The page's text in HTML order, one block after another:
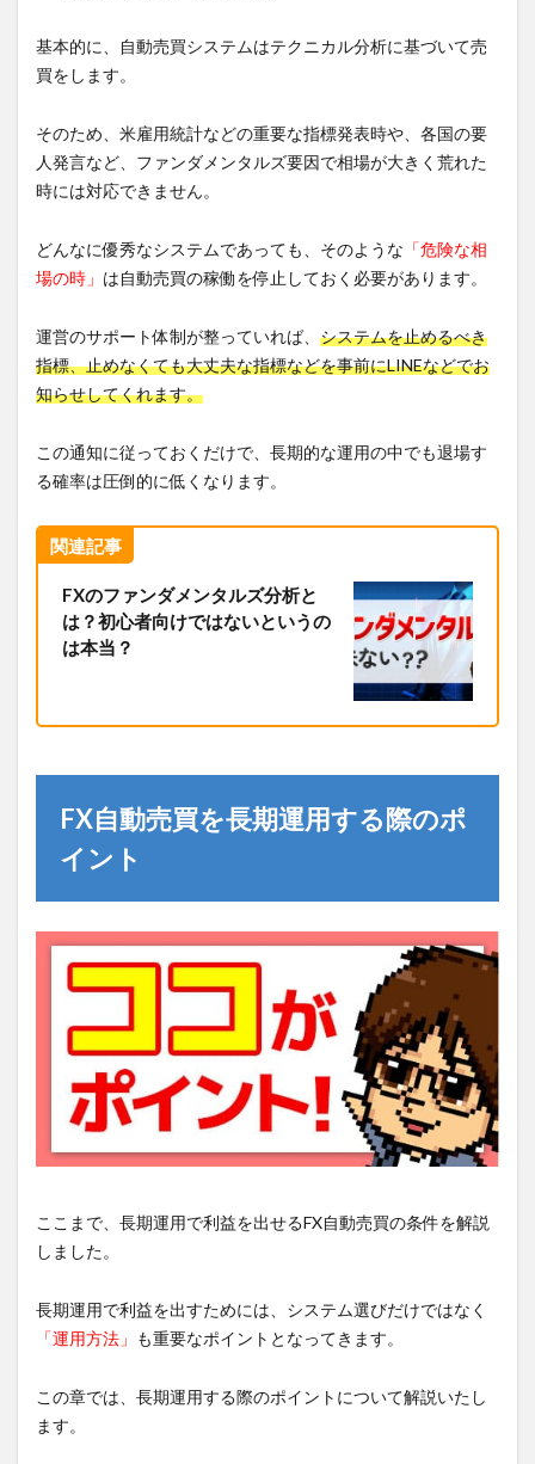
基本的に、自動売買システムはテクニカル分析に基づいて売
買をします。
そのため、米雇用統計などの重要な指標発表時や、各国の要
人発言など、ファンダメンタルズ要因で相場が大きく荒れた
時には対応できません。
どんなに優秀なシステムであっても、そのような 「危険な相
場の時」 は自動売買の稼働を停止しておく必要があります。
運営のサポート体制が整っていれば、 システムを止めるべき
指標、止めなくても大丈夫な指標などを事前にLINEなどでお
知らせしてくれます。
この通知に従っておくだけで、長期的な運用の中でも退場す
る確率は圧倒的に低くなります。
関連記事
FXのファンダメンタルズ分析と
は？初心者向けではないというの
は本当？
FX自動売買を長期運用する際のポ
イント
ここまで、長期運用で利益を出せるFX自動売買の条件を解説
しました。
長期運用で利益を出すためには、システム選びだけではなく
「運用方法」 も重要なポイントとなってきます。
この章では、長期運用する際のポイントについて解説いたし
ます。